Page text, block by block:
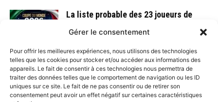
Gérer le consentement
Pour offrir les meilleures expériences, nous utilisons des technologies
telles que les cookies pour stocker et/ou accéder aux informations des
appareils. Le fait de consentir à ces technologies nous permettra de
traiter des données telles que le comportement de navigation ou les ID
uniques sur ce site. Le fait de ne pas consentir ou de retirer son
consentement peut avoir un effet négatif sur certaines caractéristiques
La liste probable des 23 joueurs de
monde...
PSG – Bayern Munich : Résumé de ce
match fou du 28 avril 2026
29 avril 2026